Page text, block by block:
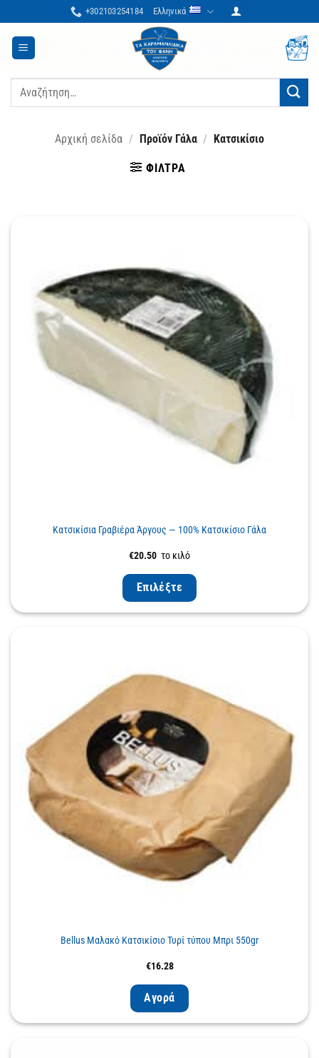
στο
περιεχόμενο
+302103254184 Ελληνικά
Αναζήτηση
Αρχική σελίδα / Προϊόν Γάλα / Κατσικίσιο
ΦΊΛΤΡΑ
Κατσικίσια Γραβιέρα Άργους — 100% Κατσικίσιο Γάλα
€20.50 το κιλό
Επιλέξτε
Bellus Μαλακό Κατσικίσιο Τυρί τύπου Μπρι 550gr
€16.28
Αγορά